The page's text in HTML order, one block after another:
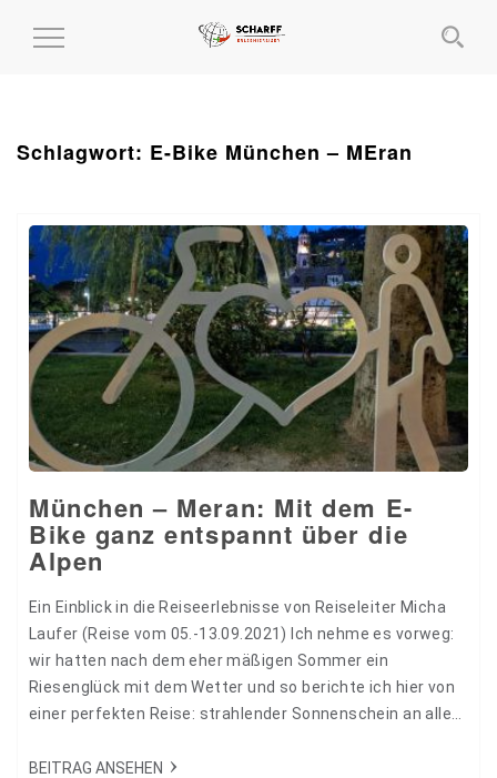
MENÜ
Schlagwort: E-Bike München – MEran
München – Meran: Mit dem E-
Bike ganz entspannt über die
Alpen
Ein Einblick in die Reiseerlebnisse von Reiseleiter Micha
Laufer (Reise vom 05.-13.09.2021) Ich nehme es vorweg:
wir hatten nach dem eher mäßigen Sommer ein
Riesenglück mit dem Wetter und so berichte ich hier von
einer perfekten Reise: strahlender Sonnenschein an allen
BEITRAG ANSEHEN